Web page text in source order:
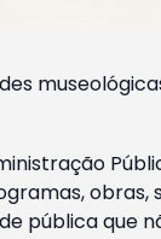
obras,
pública que